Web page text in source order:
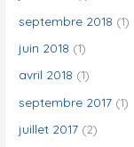
septembre 2018 (1)
juin 2018 (1)
avril 2018 (1)
septembre 2017 (1)
juillet 2017 (2)